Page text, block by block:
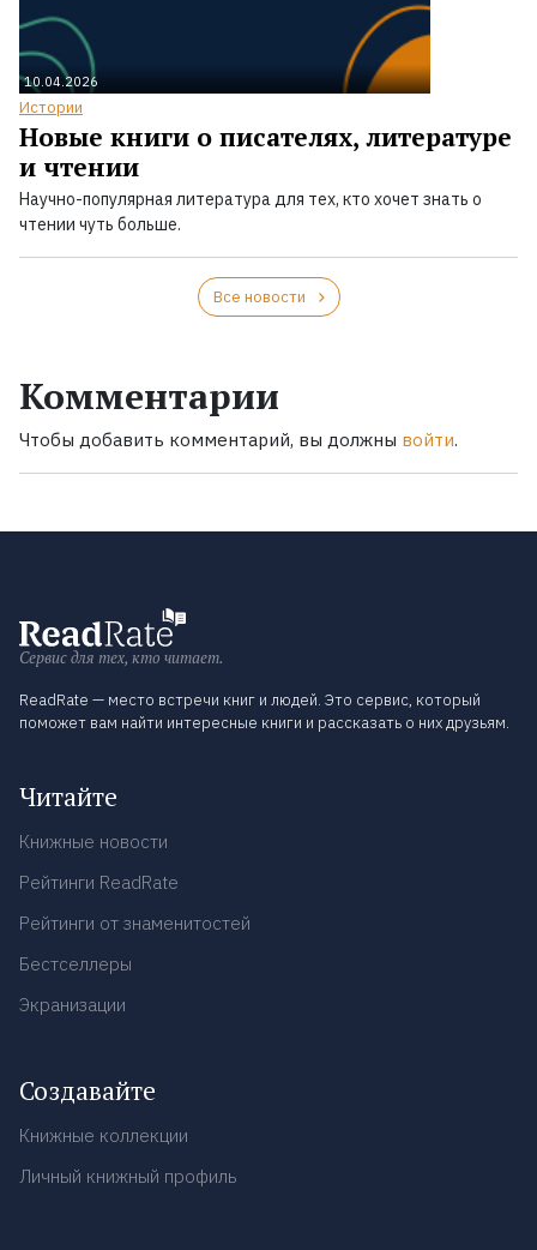
10.04.2026
Истории
Новые книги о писателях, литературе
и чтении
Научно-популярная литература для тех, кто хочет знать о
чтении чуть больше.
Все новости
Комментарии
Чтобы добавить комментарий, вы должны войти.
Сервис для тех, кто читает.
ReadRate — место встречи книг и людей. Это сервис, который
поможет вам найти интересные книги и рассказать о них друзьям.
Читайте
Книжные новости
Рейтинги ReadRate
Рейтинги от знаменитостей
Бестселлеры
Экранизации
Создавайте
Книжные коллекции
Личный книжный профиль